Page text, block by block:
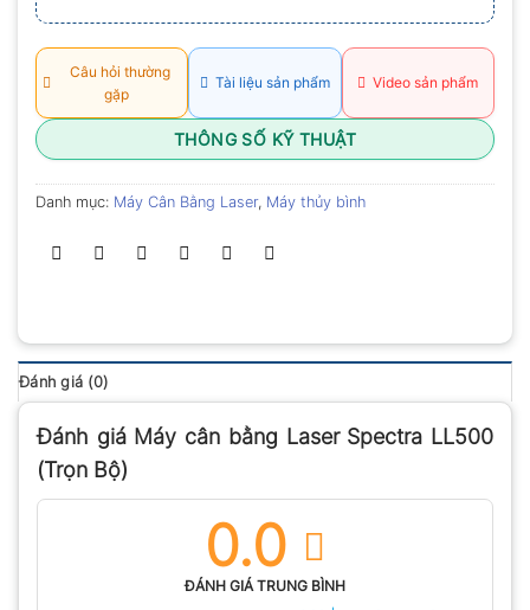
Câu hỏi thường
gặp
Tài liệu sản phẩm Video sản phẩm
THÔNG SỐ KỸ THUẬT
Danh mục: Máy Cân Bằng Laser, Máy thủy bình
Đánh giá (0)
Đánh giá Máy cân bằng Laser Spectra LL500
(Trọn Bộ)
0.0
ĐÁNH GIÁ TRUNG BÌNH